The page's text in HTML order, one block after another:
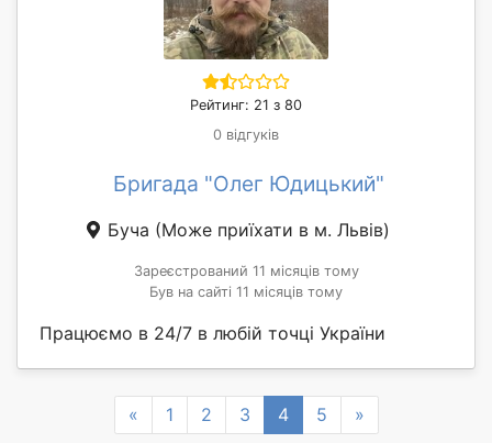
Рейтинг: 21 з 80
0 відгуків
Бригада "Олег Юдицький"
Буча (Може приїхати в м. Львів)
Зареєстрований 11 місяців тому
Був на сайті 11 місяців тому
Працюємо в 24/7 в любій точці України
«Previous
1 2 3 4 5 »Next